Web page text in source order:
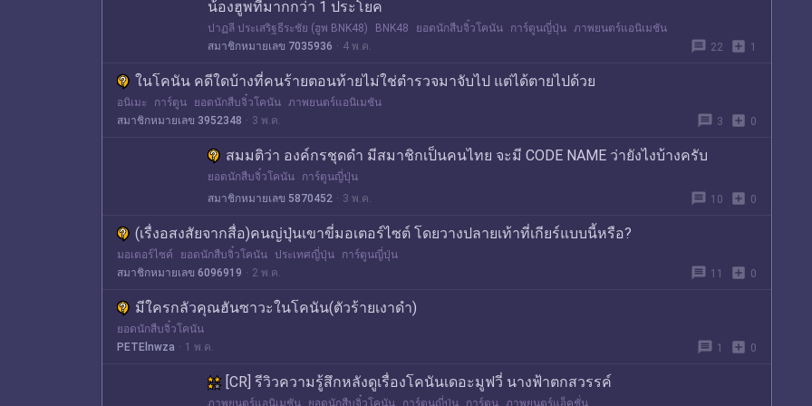
น้องฮูพที่มากกว่า 1 ประโยค
ปาฏลี ประเสริฐธีระชัย (ฮูพ BNK48) BNK48 ยอดนักสืบจิ๋วโคนัน การ์ตูนญี่ปุ่น ภาพยนตร์แอนิเมชัน
สมาชิกหมายเลข 7035936
4 พ.ค. message 22 add_box 1
ในโคนัน คดีใดบ้างที่คนร้ายตอนท้ายไม่ใช่ตำรวจมาจับไป แต่ได้ตายไปด้วย
อนิเมะ การ์ตูน ยอดนักสืบจิ๋วโคนัน ภาพยนตร์แอนิเมชัน
สมาชิกหมายเลข 3952348
3 พ.ค. message 3 add_box 0
สมมติว่า องค์กรชุดดำ มีสมาชิกเป็นคนไทย จะมี CODE NAME ว่ายังไงบ้างครับ
ยอดนักสืบจิ๋วโคนัน
การ์ตูนญี่ปุ่น
สมาชิกหมายเลข 5870452
3 พ.ค. message 10 add_box 0
(เรื่งอสงสัยจากสื่อ)คนญ่ปุ่นเขาขี่มอเตอร์ไซต์ โดยวางปลายเท้าที่เกียร์แบบนี้หรือ?
มอเตอร์ไซค์ ยอดนักสืบจิ๋วโคนัน ประเทศญี่ปุ่น
การ์ตูนญี่ปุ่น
สมาชิกหมายเลข 6096919
2 พ.ค. message 11 add_box 0
มีใครกลัวคุณฮันซาวะในโคนัน(ตัวร้ายเงาดำ)
ยอดนักสืบจิ๋วโคนัน
PETElnwza
1 พ.ค. message 1 add_box 0
[CR] รีวิวความรู้สึกหลังดูเรื่องโคนันเดอะมูฟวี่ นางฟ้าตกสวรรค์
ภาพยนตร์แอนิเมชัน ยอดนักสืบจิ๋วโคนัน การ์ตูนญี่ปุ่น การ์ตูน ภาพยนตร์แอ็คชั่น